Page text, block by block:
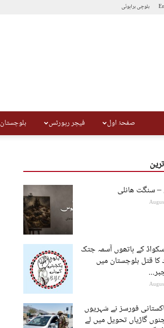
بلوچیبراہوئی
صفحۂ اول فیچر رپورٹس بلوچستان
سنگت ھانلی
کے ہاتھوں آسمہ جتک
کا قتل بلوچستان میں
فورسز نے شہریوں
گاڑیاں تحویل میں لے